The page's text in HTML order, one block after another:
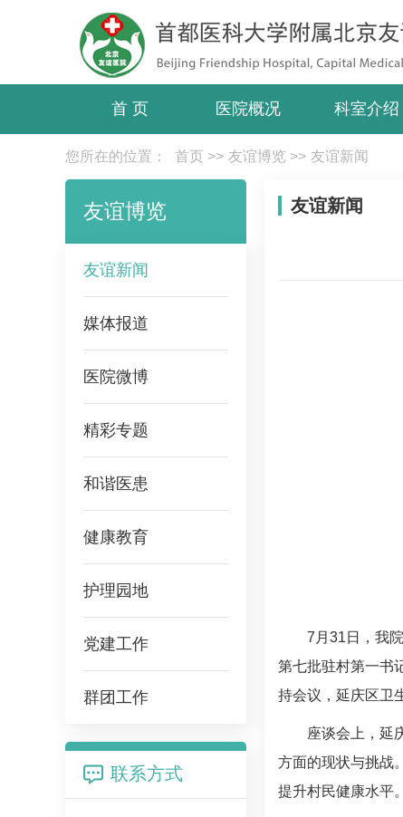
首 页 医院概况 科室介绍
您所在的位置： 首页 >> 友谊博览 >> 友谊新闻
友谊博览
友谊新闻
媒体报道
医院微博
精彩专题
和谐医患
健康教育
护理园地
党建工作
群团工作
联系方式
友谊新闻
7月31日，我
第七批驻村第一书
持会议，延庆区卫
座谈会上，延
方面的现状与挑战
提升村民健康水平。